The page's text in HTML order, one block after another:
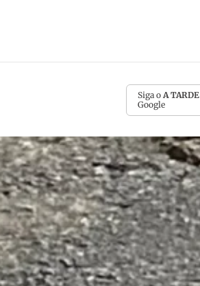
Siga o A TARDE
Google